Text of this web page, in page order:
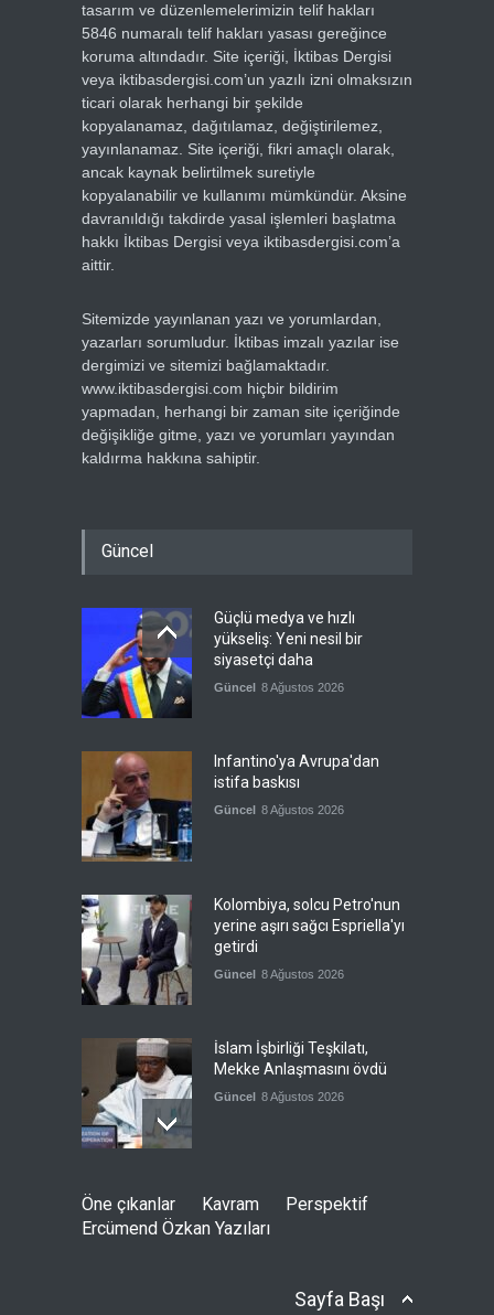
tasarım ve düzenlemelerimizin telif hakları
5846 numaralı telif hakları yasası gereğince
koruma altındadır. Site içeriği, İktibas Dergisi
veya iktibasdergisi.com’un yazılı izni olmaksızın
ticari olarak herhangi bir şekilde
kopyalanamaz, dağıtılamaz, değiştirilemez,
yayınlanamaz. Site içeriği, fikri amaçlı olarak,
ancak kaynak belirtilmek suretiyle
kopyalanabilir ve kullanımı mümkündür. Aksine
davranıldığı takdirde yasal işlemleri başlatma
hakkı İktibas Dergisi veya iktibasdergisi.com’a
aittir.
Sitemizde yayınlanan yazı ve yorumlardan,
yazarları sorumludur. İktibas imzalı yazılar ise
dergimizi ve sitemizi bağlamaktadır.
www.iktibasdergisi.com hiçbir bildirim
yapmadan, herhangi bir zaman site içeriğinde
değişikliğe gitme, yazı ve yorumları yayından
kaldırma hakkına sahiptir.
Güncel
Güçlü medya ve hızlı
yükseliş: Yeni nesil bir
siyasetçi daha
Güncel 8 Ağustos 2026
Infantino'ya Avrupa'dan
istifa baskısı
Güncel 8 Ağustos 2026
Kolombiya, solcu Petro'nun
yerine aşırı sağcı Espriella'yı
getirdi
Güncel 8 Ağustos 2026
İslam İşbirliği Teşkilatı,
Mekke Anlaşmasını övdü
Güncel 8 Ağustos 2026
Meksika'yı yanına çekmeye
çalışıyor
Öne çıkanlar Kavram
Perspektif
Ercümend Özkan Yazıları
Sayfa Başı